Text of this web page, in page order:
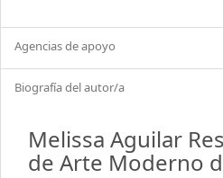
Agencias de apoyo
Biografía del autor/a
Melissa Aguilar
de Arte Moderno